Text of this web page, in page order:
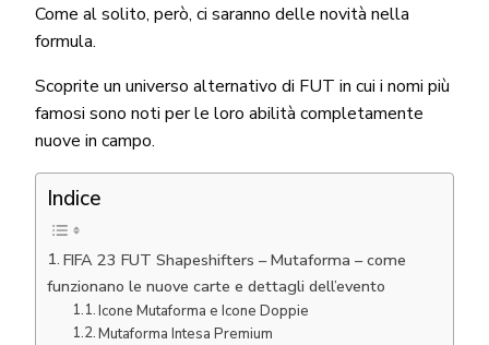
Come al solito, però, ci saranno delle novità nella
formula.
Scoprite un universo alternativo di FUT in cui i nomi più
famosi sono noti per le loro abilità completamente
nuove in campo.
Indice
FIFA 23 FUT Shapeshifters – Mutaforma – come
funzionano le nuove carte e dettagli dell’evento
Icone Mutaforma e Icone Doppie
Mutaforma Intesa Premium